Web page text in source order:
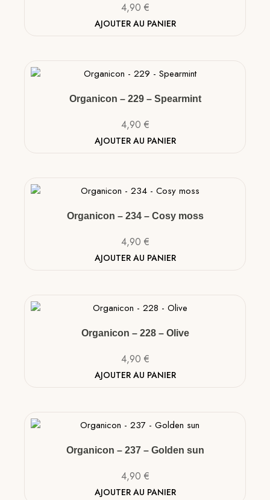
4,90 €
AJOUTER AU PANIER
Organicon – 229 – Spearmint
4,90 €
AJOUTER AU PANIER
Organicon – 234 – Cosy moss
4,90 €
AJOUTER AU PANIER
Organicon – 228 – Olive
4,90 €
AJOUTER AU PANIER
Organicon – 237 – Golden sun
4,90 €
AJOUTER AU PANIER